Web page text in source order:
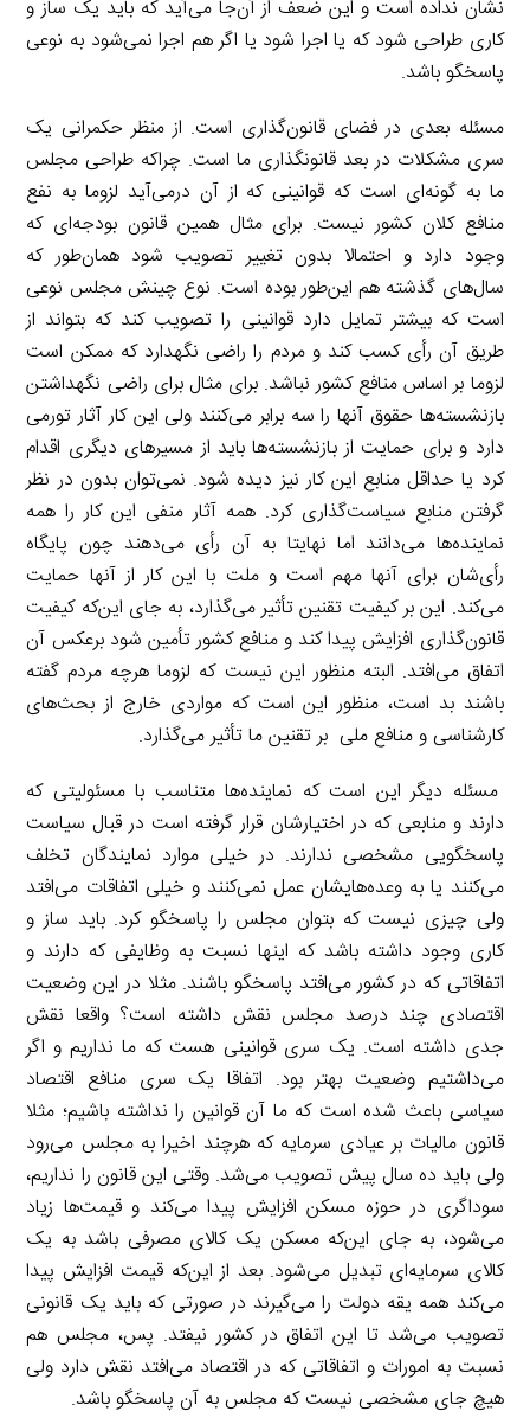
نشان نداده است و این ضعف از آن‌جا می‌آید که باید یک ساز و
کاری طراحی شود که یا اجرا شود یا اگر هم اجرا نمی‌شود به نوعی
پاسخگو باشد.
مسئله بعدی در فضای قانون‌گذاری است. از منظر حکمرانی یک
سری مشکلات در بعد قانونگذاری ما است. چراکه طراحی مجلس
ما به گونه‌ای است که قوانینی که از آن درمی‌آید لزوما به نفع
منافع کلان کشور نیست. برای مثال همین قانون بودجه‌ای که
وجود دارد و احتمالا بدون تغییر تصویب شود همان‌طور که
سال‌های گذشته هم این‌طور بوده است. نوع چینش مجلس نوعی
است که بیشتر تمایل دارد قوانینی را تصویب کند که بتواند از
طریق آن رأی کسب کند و مردم را راضی نگهدارد که ممکن است
لزوما بر اساس منافع کشور نباشد. برای مثال برای راضی نگهداشتن
بازنشسته‌ها حقوق آنها را سه برابر می‌کنند ولی این کار آثار تورمی
دارد و برای حمایت از بازنشسته‌ها باید از مسیرهای دیگری اقدام
کرد یا حداقل منابع این کار نیز دیده شود. نمی‌توان بدون در نظر
گرفتن منابع سیاست‌گذاری کرد. همه آثار منفی این کار را همه
نماینده‌ها می‌دانند اما نهایتا به آن رأی می‌دهند چون پایگاه
رأی‌شان برای آنها مهم است و ملت با این کار از آنها حمایت
می‌کند. این بر کیفیت تقنین تأثیر می‌گذارد، به جای این‌که کیفیت
قانون‌گذاری افزایش پیدا کند و منافع کشور تأمین شود برعکس آن
اتفاق می‌افتد. البته منظور این نیست که لزوما هرچه مردم گفته
باشند بد است، منظور این است که مواردی خارج از بحث‌های
کارشناسی و منافع ملی بر تقنین ما تأثیر می‌گذارد.
مسئله دیگر این است که نماینده‌ها متناسب با مسئولیتی که
دارند و منابعی که در اختیارشان قرار گرفته است در قبال سیاست
پاسخگویی مشخصی ندارند. در خیلی موارد نمایندگان تخلف
می‌کنند یا به وعده‌هایشان عمل نمی‌کنند و خیلی اتفاقات می‌افتد
ولی چیزی نیست که بتوان مجلس را پاسخگو کرد. باید ساز و
کاری وجود داشته باشد که اینها نسبت به وظایفی که دارند و
اتفاقاتی که در کشور می‌افتد پاسخگو باشند. مثلا در این وضعیت
اقتصادی چند درصد مجلس نقش داشته است؟ واقعا نقش
جدی داشته است. یک سری قوانینی هست که ما نداریم و اگر
می‌داشتیم وضعیت بهتر بود. اتفاقا یک سری منافع اقتصاد
سیاسی باعث شده است که ما آن قوانین را نداشته باشیم؛ مثلا
قانون مالیات بر عیادی سرمایه که هرچند اخیرا به مجلس می‌رود
ولی باید ده سال پیش تصویب می‌شد. وقتی این قانون را نداریم،
سوداگری در حوزه مسکن افزایش پیدا می‌کند و قیمت‌ها زیاد
می‌شود، به جای این‌که مسکن یک کالای مصرفی باشد به یک
کالای سرمایه‌ای تبدیل می‌شود. بعد از این‌که قیمت افزایش پیدا
می‌کند همه یقه دولت را می‌گیرند در صورتی که باید یک قانونی
تصویب می‌شد تا این اتفاق در کشور نیفتد. پس، مجلس هم
نسبت به امورات و اتفاقاتی که در اقتصاد می‌افتد نقش دارد ولی
هیچ جای مشخصی نیست که مجلس به آن پاسخگو باشد.